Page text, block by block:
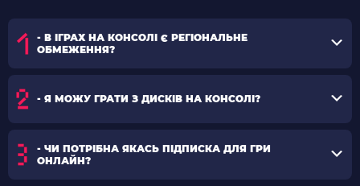
- В ІГРАХ НА КОНСОЛІ Є РЕГІОНАЛЬНЕ
ОБМЕЖЕННЯ?
- Я МОЖУ ГРАТИ З ДИСКІВ НА КОНСОЛІ?
- ЧИ ПОТРІБНА ЯКАСЬ ПІДПИСКА ДЛЯ ГРИ
ОНЛАЙН?